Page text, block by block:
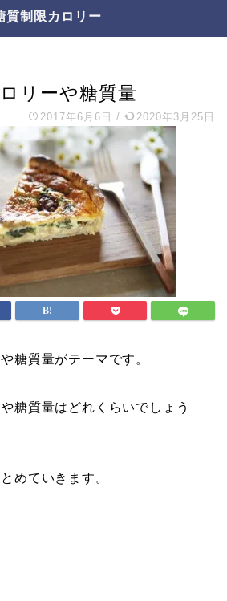
質制限カロリー
リーや糖質量
2017年6月6日 / 2020年3月25日
糖質量がテーマです。
糖質量はどれくらいでしょう
めていきます。